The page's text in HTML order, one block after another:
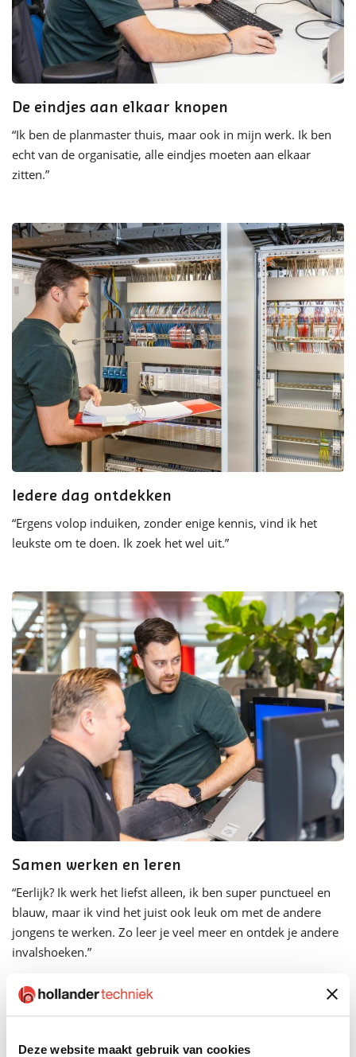
Deze website maakt gebruik van cookies
De eindjes aan elkaar knopen
“Ik ben de planmaster thuis, maar ook in mijn werk. Ik ben
echt van de organisatie, alle eindjes moeten aan elkaar
zitten.”
Iedere dag ontdekken
“Ergens volop induiken, zonder enige kennis, vind ik het
leukste om te doen. Ik zoek het wel uit.”
Samen werken en leren
“Eerlijk? Ik werk het liefst alleen, ik ben super punctueel en
blauw, maar ik vind het juist ook leuk om met de andere
jongens te werken. Zo leer je veel meer en ontdek je andere
invalshoeken.”